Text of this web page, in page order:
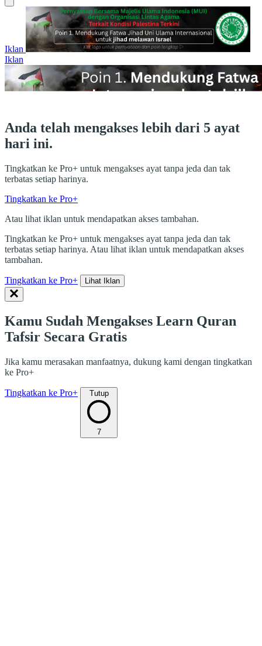
Iklan
Iklan
Anda telah mengakses lebih dari 5 ayat
hari ini.
Tingkatkan ke Pro+ untuk mengakses ayat tanpa jeda dan tak
terbatas setiap harinya.
Tingkatkan ke Pro+
Atau lihat iklan untuk mendapatkan akses tambahan.
Tingkatkan ke Pro+ untuk mengakses ayat tanpa jeda dan tak
terbatas setiap harinya. Atau lihat iklan untuk mendapatkan akses
tambahan.
Tingkatkan ke Pro+ Lihat Iklan
Kamu Sudah Mengakses Learn Quran
Tafsir Secara Gratis
Jika kamu merasakan manfaatnya, dukung kami dengan tingkatkan
ke Pro+
Tingkatkan ke Pro+ Tutup
7